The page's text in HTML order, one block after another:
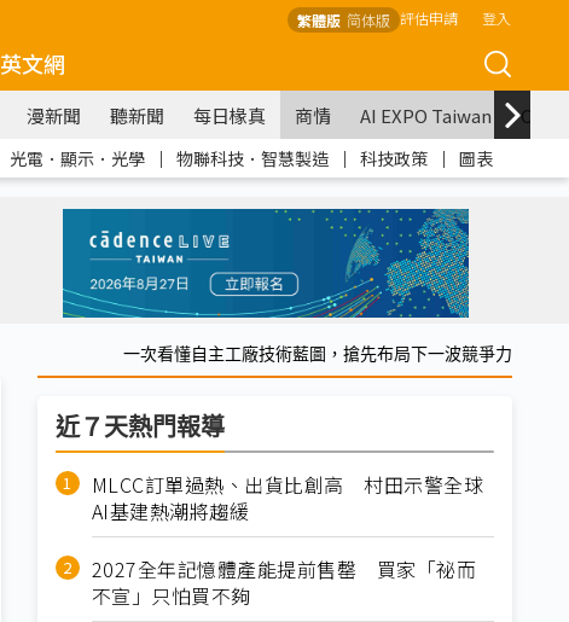
繁體版 简体版 評估申請 登入
英文網
漫新聞 聽新聞 每日椽真 商情 AI EXPO Taiwan
光電．顯示．光學 ｜ 物聯科技．智慧製造 ｜ 科技政策 ｜ 圖表
一次看懂自主工廠技術藍圖，搶先布局下一波競爭力
近７天熱門報導
MLCC訂單過熱、出貨比創高 村田示警全球
AI基建熱潮將趨緩
2027全年記憶體產能提前售罄 買家「祕而
不宣」只怕買不夠